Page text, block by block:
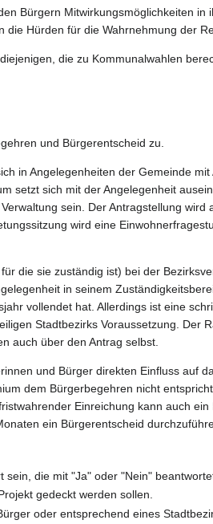
Bürgern Mitwirkungsmöglichkeiten in
Hürden für die Wahrnehmung der
die zu Kommunalwahlen
und Bürgerentscheid zu.
in Angelegenheiten der Gemeinde
setzt sich mit der Angelegenheit
sein. Der Antragstellung
wird eine
die sie zuständig ist) bei der
in seinem
vollendet hat. Allerdings ist eine
Stadtbezirks Voraussetzung. Der
auch über den Antrag selbst.
und Bürger direkten Einfluss auf
dem Bürgerbegehren nicht
Einreichung kann auch
ein Bürgerentscheid
die mit "Ja" oder "Nein"
gedeckt werden sollen.
oder entsprechend eines